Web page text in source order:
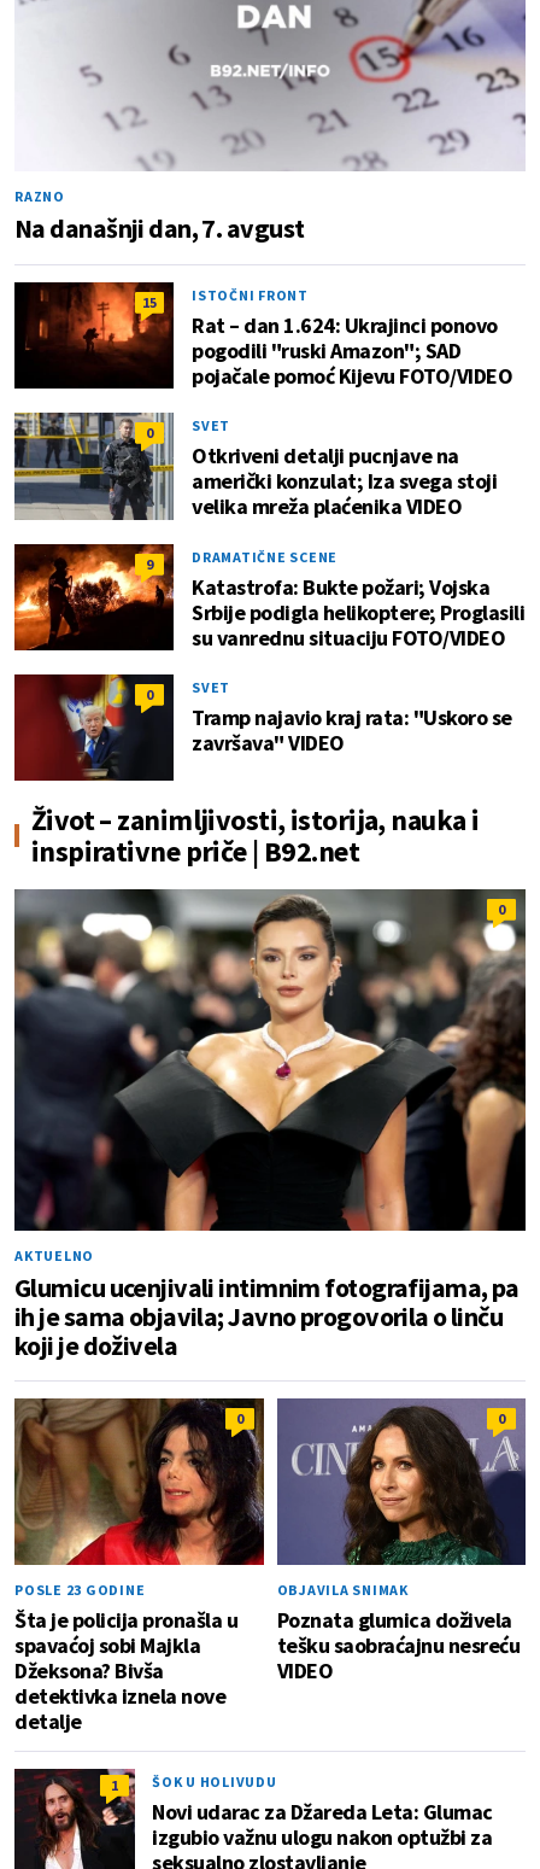
RAZNO
Na današnji dan, 7. avgust
15 ISTOČNI FRONT
Rat – dan 1.624: Ukrajinci ponovo
pogodili "ruski Amazon"; SAD
pojačale pomoć Kijevu FOTO/VIDEO
0 SVET
Otkriveni detalji pucnjave na
američki konzulat; Iza svega stoji
velika mreža plaćenika VIDEO
9 DRAMATIČNE SCENE
Katastrofa: Bukte požari; Vojska
Srbije podigla helikoptere; Proglasili
su vanrednu situaciju FOTO/VIDEO
0 SVET
Tramp najavio kraj rata: "Uskoro se
završava" VIDEO
Život – zanimljivosti, istorija, nauka i
inspirativne priče | B92.net
0
AKTUELNO
Glumicu ucenjivali intimnim fotografijama, pa
ih je sama objavila; Javno progovorila o linču
koji je doživela
0
POSLE 23 GODINE
Šta je policija pronašla u
spavaćoj sobi Majkla
Džeksona? Bivša
detektivka iznela nove
detalje
0
OBJAVILA SNIMAK
Poznata glumica doživela
tešku saobraćajnu nesreću
VIDEO
1 ŠOK U HOLIVUDU
Novi udarac za Džareda Leta: Glumac
izgubio važnu ulogu nakon optužbi za
seksualno zlostavljanje